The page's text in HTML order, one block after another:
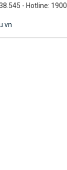
- Hotline: